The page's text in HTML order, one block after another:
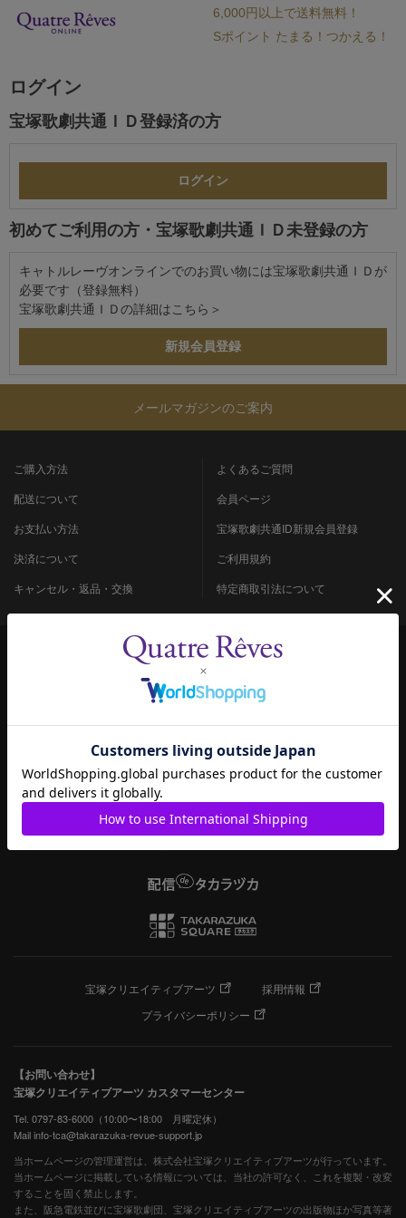
6,000円以上で送料無料！
Sポイント たまる！つかえる！
ログイン
宝塚歌劇共通ＩＤ登録済の方
初めてご利用の方・宝塚歌劇共通ＩＤ未登録の方
キャトルレーヴオンラインでのお買い物には宝塚歌劇共通ＩＤが
必要です（登録無料）
宝塚歌劇共通ＩＤの詳細は こちら＞
メールマガジンのご案内
ご購入方法
配送について
お支払い方法
決済について
キャンセル・返品・交換
よくあるご質問
会員ページ
宝塚歌劇共通ID新規会員登録
ご利用規約
特定商取引法について
宝塚クリエイティブアーツ
採用情報
プライバシーポリシー
【お問い合わせ】
宝塚クリエイティブアーツ カスタマーセンター
Tel. 0797-83-6000（10:00〜18:00 月曜定休）
Mail info-tca@takarazuka-revue-support.jp
当ホームページの管理運営は、株式会社宝塚クリエイティブアーツが行っています。
当ホームページに掲載している情報については、当社の許可なく、これを複製・改変
することを固く禁止します。
また、阪急電鉄並びに宝塚歌劇団、宝塚クリエイティブアーツの出版物ほか写真等著